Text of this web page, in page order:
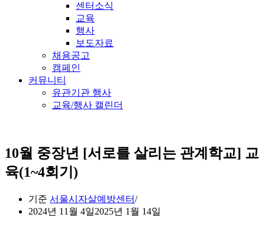
센터소식
교육
행사
보도자료
채용공고
캠페인
커뮤니티
유관기관 행사
교육/행사 캘린더
10월 중장년 [서로를 살리는 관계학교] 교
육(1~4회기)
기준 서울시자살예방센터
2024년 11월 4일2025년 1월 14일